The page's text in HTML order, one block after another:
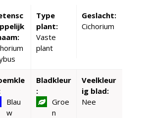
Type
plant:
Vaste
plant
Geslacht:
Cichorium
Blau
w
Bladkleur
:
Groe
n
Veelkleur
ig blad:
Nee